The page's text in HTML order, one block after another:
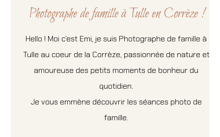
Photographe de famille à Tulle en Corrèze !
Hello ! Moi c’est Emi, je suis Photographe de famille à
Tulle au coeur de la Corrèze, passionnée de nature et
amoureuse des petits moments de bonheur du
quotidien.
Je vous emmène découvrir les séances photo de
famille.